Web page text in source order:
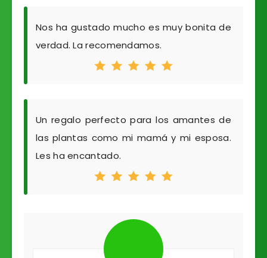
Nos ha gustado mucho es muy bonita de
verdad. La recomendamos.
Un regalo perfecto para los amantes de
las plantas como mi mamá y mi esposa.
Les ha encantado.